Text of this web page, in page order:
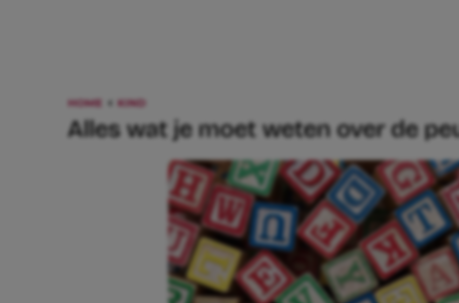
HOME KIND
Alles wat je moet weten over de